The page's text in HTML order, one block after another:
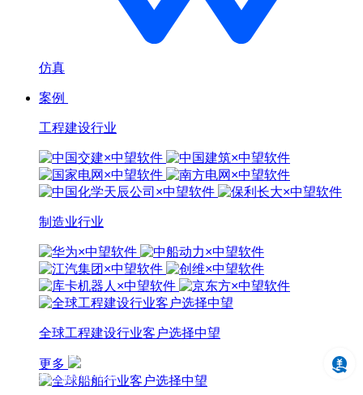
仿真
案例
工程建设行业
制造业行业
全球工程建设行业客户选择中望
更多
中望3D 2024
设计仿真制造一体化